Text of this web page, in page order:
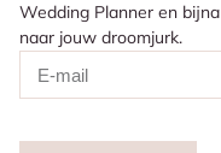
Wedding Planner en
naar jouw droomjurk.